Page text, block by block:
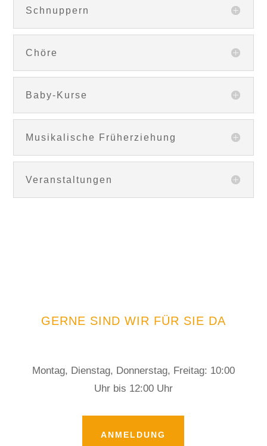
Schnuppern
Chöre
Baby-Kurse
Musikalische Früherziehung
Veranstaltungen
GERNE SIND WIR FÜR SIE DA
Montag, Dienstag, Donnerstag, Freitag: 10:00
Uhr bis 12:00 Uhr
ANMELDUNG